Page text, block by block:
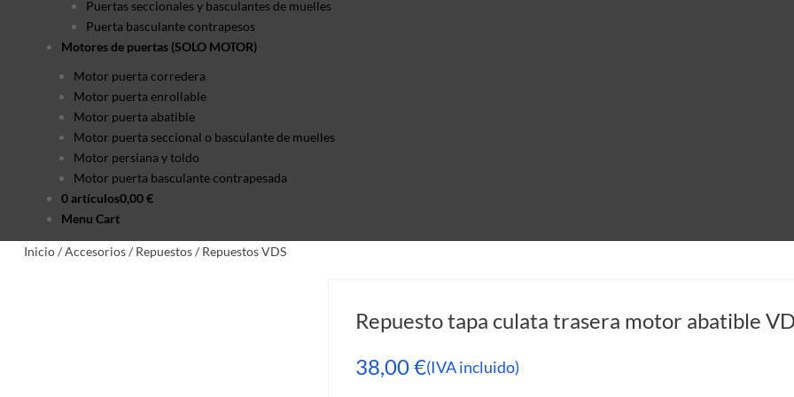
Puertas seccionales y basculantes de muelles
Puerta basculante contrapesos
Motores de puertas (SOLO MOTOR)
Motor puerta corredera
Motor puerta enrollable
Motor puerta abatible
Motor puerta seccional o basculante de muelles
Motor persiana y toldo
Motor puerta basculante contrapesada
0 artículos0,00 €
Menu Cart
Inicio/Accesorios/ Repuestos/ Repuestos VDS
Repuesto tapa culata trasera motor abatible
38,00€(IVA incluido)